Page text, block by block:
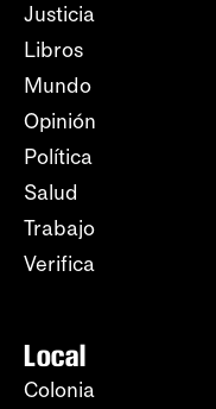
Justicia
Libros
Mundo
Opinión
Política
Salud
Trabajo
Verifica
Local
Colonia